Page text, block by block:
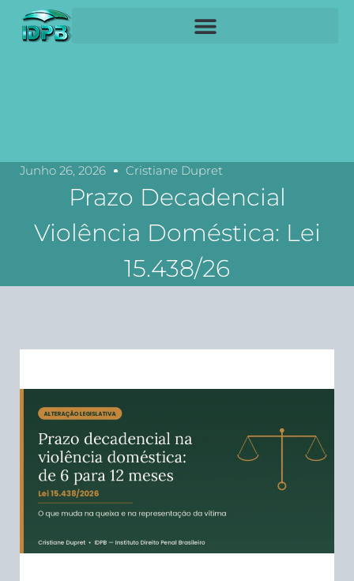
Junho 26, 2026 Cristiane Dupret
Prazo Decadencial
Violência Doméstica: Lei
15.438/26